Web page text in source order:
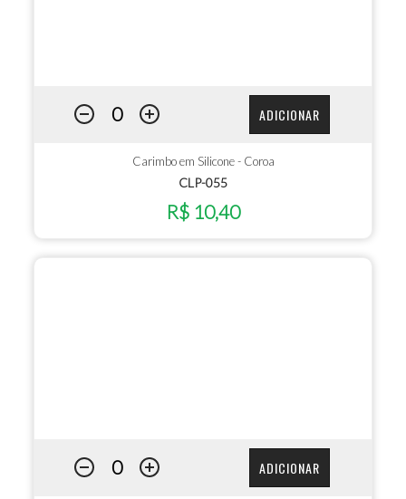
ADICIONAR
Carimbo em Silicone - Coroa
CLP-055
R$ 10,40
ADICIONAR